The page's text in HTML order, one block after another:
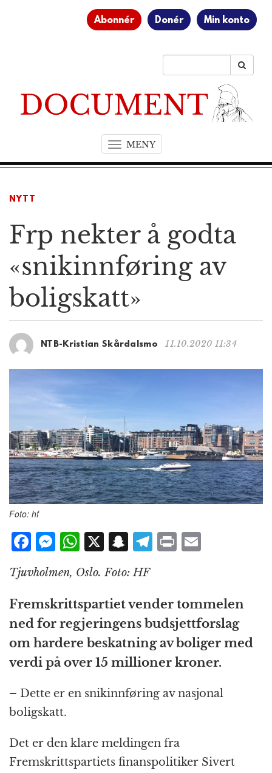
Abonnér Donér Min konto
MENYT
o
n
a
v
i
i
n
NYTT
Frp nekter å godta
«snikinnføring av
boligskatt»
NTB-Kristian Skårdalsmo 11.10.2020 11:34
Foto: hf
F
a
c
e
b
o
o
M
ss
e
n
g
e
W
h
at
s
A
p
p
X S
n
a
p
c
h
at
T
g
r
a
m
P
t
l
Tjuvholmen, Oslo. Foto: HF
Fremskrittspartiet vender tommelen
ned for regjeringens budsjettforslag
om hardere beskatning av boliger med
verdi på over 15 millioner kroner.
– Dette er en snikinnføring av nasjonal
boligskatt.
Det er den klare meldingen fra
Fremskrittspartiets finanspolitiker Sivert